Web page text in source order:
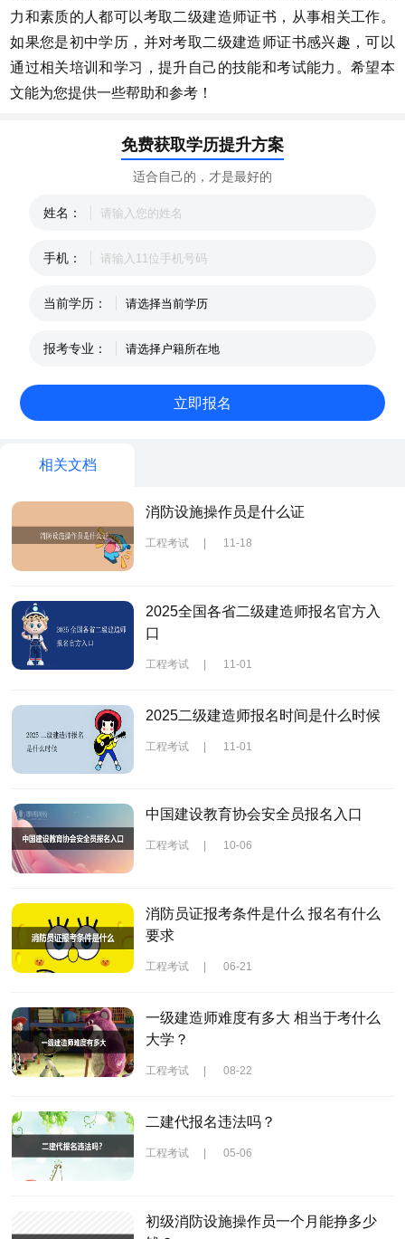
力和素质的人都可以考取二级建造师证书，从事相关工作。
如果您是初中学历，并对考取二级建造师证书感兴趣，可以
通过相关培训和学习，提升自己的技能和考试能力。希望本
文能为您提供一些帮助和参考！
免费获取学历提升方案
适合自己的，才是最好的
姓名：
手机：
当前学历：
报考专业：
相关文档
消防设施操作员是什么证
工程考试 | 11-18
2025全国各省二级建造师报名官方入
口
工程考试 | 11-01
2025二级建造师报名时间是什么时候
工程考试 | 11-01
中国建设教育协会安全员报名入口
工程考试 10-06
消防员证报考条件是什么 报名有什么
要求
工程考试 06-21
一级建造师难度有多大 相当于考什么
大学？
工程考试 08-22
二建代报名违法吗？
工程考试 05-06
初级消防设施操作员一个月能挣多少